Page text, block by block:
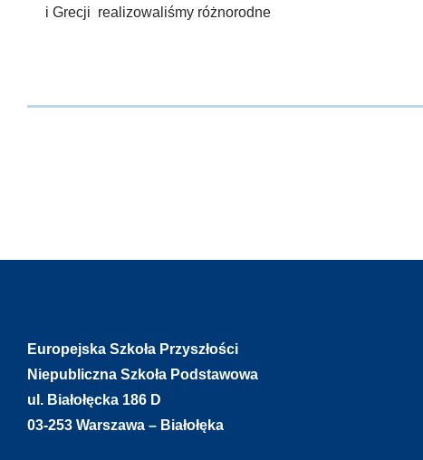
i Grecji realizowaliśmy różnorodne
Europejska Szkoła Przyszłości
Niepubliczna Szkoła Podstawowa
ul. Białołęcka 186 D
03-253 Warszawa – Białołęka